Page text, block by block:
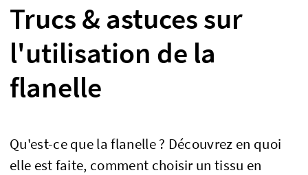
Trucs & astuces sur
l'utilisation de la
flanelle
Qu'est-ce que la flanelle ? Découvrez en quoi
elle est faite, comment choisir un tissu en